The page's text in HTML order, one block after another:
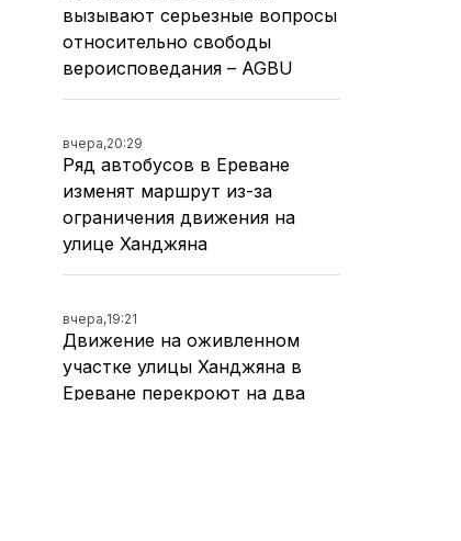
вызывают серьезные вопросы
относительно свободы
вероисповедания – AGBU
вчера,20:29
Ряд автобусов в Ереване
изменят маршрут из-за
ограничения движения на
улице Ханджяна
вчера,19:21
Движение на оживленном
участке улицы Ханджяна в
Ереване перекроют на два